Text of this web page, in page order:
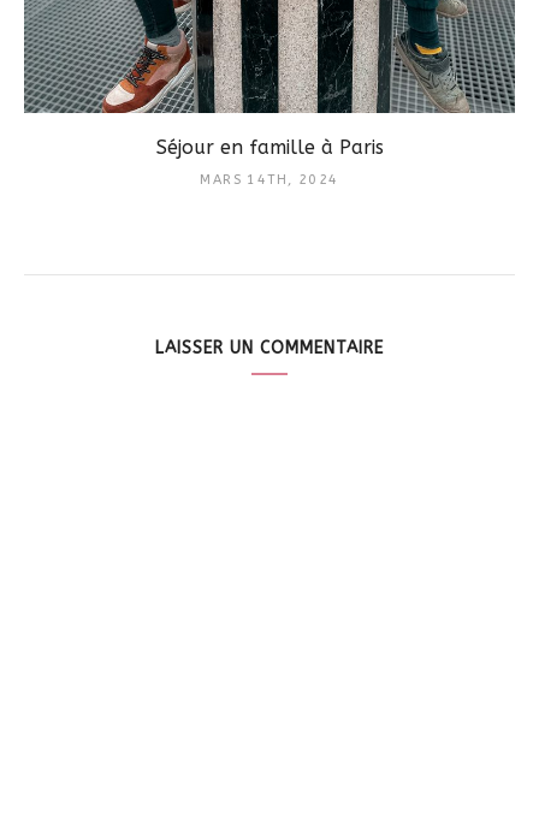
Séjour en famille à Paris
MARS 14TH, 2024
LAISSER UN COMMENTAIRE